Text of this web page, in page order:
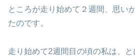
ところが走り始めて２週間、思い
たのです。
走り始めて2週間目の頃の私は、と